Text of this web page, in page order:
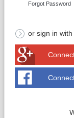
Forgot Password
or sign in with